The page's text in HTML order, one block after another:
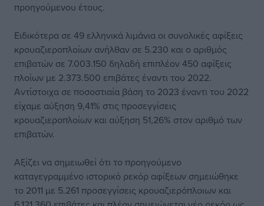
προηγούμενου έτους.
Ειδικότερα σε 49 ελληνικά λιμάνια οι συνολικές αφίξεις
κρουαζιεροπλοίων ανήλθαν σε 5.230 και ο αριθμός
επιβατών σε 7.003.150 δηλαδή επιπλέον 450 αφίξεις
πλοίων με 2.373.500 επιβάτες έναντι του 2022.
Αντίστοιχα σε ποσοστιαία βάση το 2023 έναντι του 2022
είχαμε αύξηση 9,41% στις προσεγγίσεις
κρουαζιεροπλοίων και αύξηση 51,26% στον αριθμό των
επιβατών.
Αξίζει να σημειωθεί ότι το προηγούμενο
καταγεγραμμένο ιστορικό ρεκόρ αφίξεων σημειώθηκε
το 2011 με 5.261 προσεγγίσεις κρουαζιερόπλοιων και